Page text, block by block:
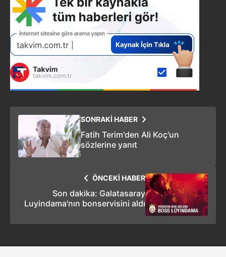
SONRAKİ HABER
Fatih Terim'den Ali Koç'un
sözlerine yanıt
ÖNCEKİ HABER
Son dakika: Galatasaray
Luyindama'nın bonservisini aldı